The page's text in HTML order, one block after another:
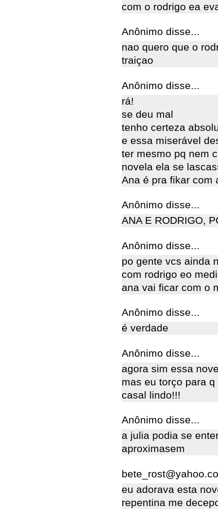
com o rodrigo ea
Anônimo disse...
nao quero que o
traiçao
Anônimo disse...
rá!
se deu mal
tenho certeza
e essa miserável
ter mesmo pq nem
novela ela se
Ana é pra fikar com
Anônimo disse...
ANA E RODRIGO,
Anônimo disse...
po gente vcs ainda
com rodrigo eo
ana vai ficar com o
Anônimo disse...
é verdade
Anônimo disse...
agora sim essa
mas eu torço para
casal lindo!!!
Anônimo disse...
a julia podia se
aproximasem
eu adorava esta
repentina me